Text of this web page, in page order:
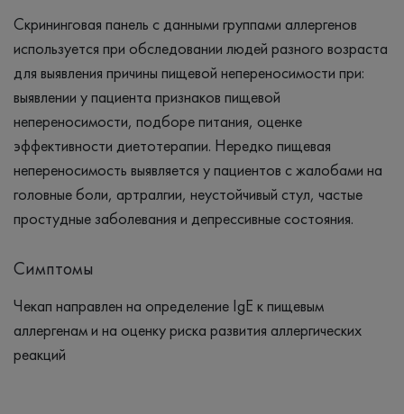
Скрининговая панель с данными группами аллергенов
используется при обследовании людей разного возраста
для выявления причины пищевой непереносимости при:
выявлении у пациента признаков пищевой
непереносимости, подборе питания, оценке
эффективности диетотерапии. Нередко пищевая
непереносимость выявляется у пациентов с жалобами на
головные боли, артралгии, неустойчивый стул, частые
простудные заболевания и депрессивные состояния.
Симптомы
Чекап направлен на определение IgE к пищевым
аллергенам и на оценку риска развития аллергических
реакций